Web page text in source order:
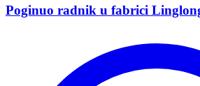
Poginuo radnik u fabrici